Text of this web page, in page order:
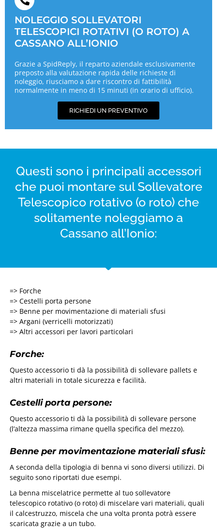
NOLEGGIO SOLLEVATORI
TELESCOPICI ROTATIVI (O ROTO) A
CASSANO ALL’IONIO
Grazie a SpidReply, il reparto aziendale esclusivamente
preposto alla valutazione rapida delle richieste di
noleggio, riusciamo a dare riscontro di fattibilità
normalmente in meno di 15 minuti (in orario di ufficio).
RICHIEDI UN PREVENTIVO
Questi sono i principali accessori
che puoi montare sul Sollevatore
Telescopico rotativo (o roto) che
solitamente noleggiamo a
Cassano all’Ionio:
=> Forche
=> Cestelli porta persone
=> Benne per movimentazione di materiali sfusi
=> Argani (verricelli motorizzati)
=> Altri accessori per lavori particolari
Forche:
Questo accessorio ti dà la possibilità di sollevare pallets e
altri materiali in totale sicurezza e facilità.
Cestelli porta persone:
Questo accessorio ti dà la possibilità di sollevare persone
(l’altezza massima rimane quella specifica del mezzo).
Benne per movimentazione materiali sfusi:
A seconda della tipologia di benna vi sono diversi utilizzi. Di
seguito sono riportati due esempi.
La benna miscelatrice permette al tuo sollevatore
telescopico rotativo (o roto) di miscelare vari materiali, quali
il calcestruzzo, miscela che una volta pronta potrà essere
scaricata grazie a un tubo.